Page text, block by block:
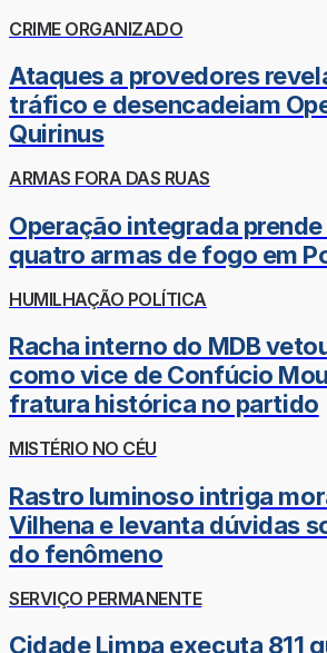
CRIME ORGANIZADO
Ataques a provedores
tráfico e desencadeiam
Quirinus
ARMAS FORA DAS RUAS
Operação integrada
quatro armas de fogo em
HUMILHAÇÃO POLÍTICA
Racha interno do MDB
como vice de Confúcio
fratura histórica no partido
MISTÉRIO NO CÉU
Rastro luminoso intriga
Vilhena e levanta dúvidas
do fenômeno
SERVIÇO PERMANENTE
Cidade Limpa executa 811